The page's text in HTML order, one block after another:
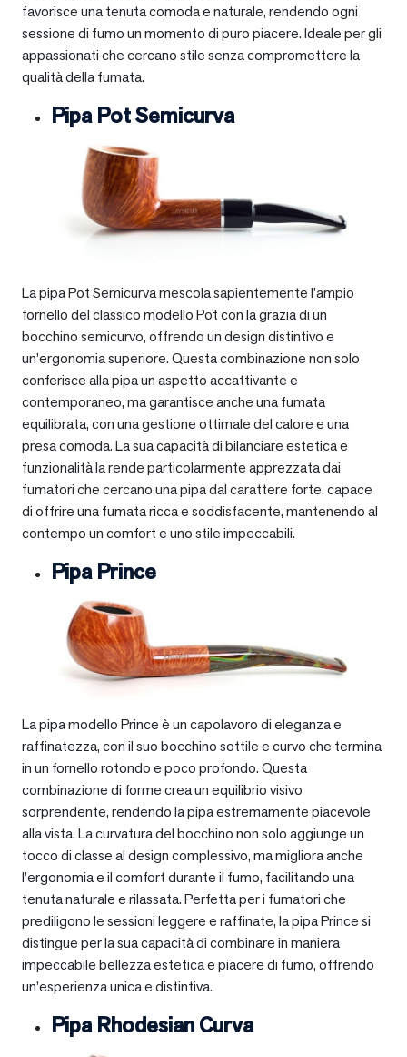
favorisce una tenuta comoda e naturale, rendendo ogni
sessione di fumo un momento di puro piacere. Ideale per gli
appassionati che cercano stile senza compromettere la
qualità della fumata.
Pipa Pot Semicurva
La pipa Pot Semicurva mescola sapientemente l’ampio
fornello del classico modello Pot con la grazia di un
bocchino semicurvo, offrendo un design distintivo e
un’ergonomia superiore. Questa combinazione non solo
conferisce alla pipa un aspetto accattivante e
contemporaneo, ma garantisce anche una fumata
equilibrata, con una gestione ottimale del calore e una
presa comoda. La sua capacità di bilanciare estetica e
funzionalità la rende particolarmente apprezzata dai
fumatori che cercano una pipa dal carattere forte, capace
di offrire una fumata ricca e soddisfacente, mantenendo al
contempo un comfort e uno stile impeccabili.
Pipa Prince
La pipa modello Prince è un capolavoro di eleganza e
raffinatezza, con il suo bocchino sottile e curvo che termina
in un fornello rotondo e poco profondo. Questa
combinazione di forme crea un equilibrio visivo
sorprendente, rendendo la pipa estremamente piacevole
alla vista. La curvatura del bocchino non solo aggiunge un
tocco di classe al design complessivo, ma migliora anche
l’ergonomia e il comfort durante il fumo, facilitando una
tenuta naturale e rilassata. Perfetta per i fumatori che
prediligono le sessioni leggere e raffinate, la pipa Prince si
distingue per la sua capacità di combinare in maniera
impeccabile bellezza estetica e piacere di fumo, offrendo
un’esperienza unica e distintiva.
Pipa Rhodesian Curva